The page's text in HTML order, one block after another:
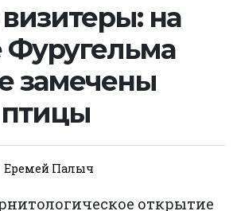
на
Фуругельма
замечены
Еремей Палыч
открытие